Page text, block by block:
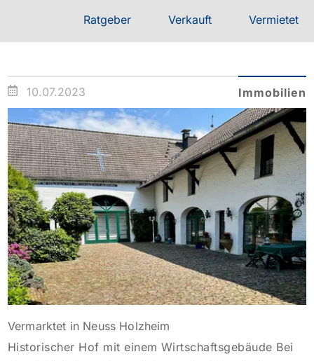
Ratgeber Verkauft Vermietet
10.07.2023 Immobilien
Vermarktet in Neuss Holzheim
Historischer Hof mit einem Wirtschaftsgebäude Bei